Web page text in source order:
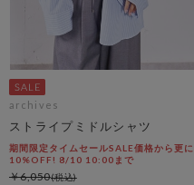
archives
ストライプミドルシャツ
期間限定タイムセールSALE価格から更に
10%OFF! 8/10 10:00まで
￥6,050